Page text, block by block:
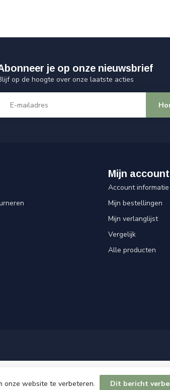
je op onze nieuwsbrief
op de hoogte over onze laatste acties
Mijn account
Account informatie
Mijn bestellingen
Mijn verlanglijst
Vergelijk
Alle producten
onze website te verbeteren. Dit bericht